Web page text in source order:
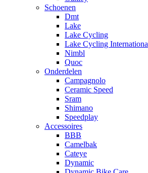
Schoenen
Dmt
Lake
Lake Cycling
Lake Cycling Internationa
Nimbl
Quoc
Onderdelen
Campagnolo
Ceramic Speed
Sram
Shimano
Speedplay
Accessoires
BBB
Camelbak
Cateye
Dynamic